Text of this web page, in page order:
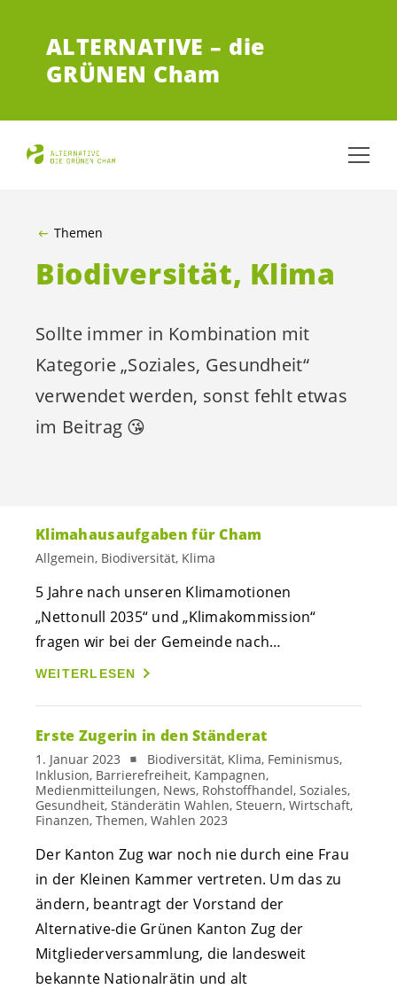
ALTERNATIVE – die
GRÜNEN Cham
Themen
Biodiversität, Klima
Sollte immer in Kombination mit
Kategorie „Soziales, Gesundheit“
verwendet werden, sonst fehlt etwas
im Beitrag 😘
Klimahausaufgaben für Cham
Allgemein, Biodiversität, Klima
5 Jahre nach unseren Klimamotionen
„Nettonull 2035“ und „Klimakommission“
fragen wir bei der Gemeinde nach…
WEITERLESEN
Erste Zugerin in den Ständerat
1. Januar 2023
Biodiversität, Klima, Feminismus,
Inklusion, Barrierefreiheit, Kampagnen,
Medienmitteilungen, News, Rohstoffhandel, Soziales,
Gesundheit, Ständerätin Wahlen, Steuern, Wirtschaft,
Finanzen, Themen, Wahlen 2023
Der Kanton Zug war noch nie durch eine Frau
in der Kleinen Kammer vertreten. Um das zu
ändern, beantragt der Vorstand der
Alternative-die Grünen Kanton Zug der
Mitgliederversammlung, die landesweit
bekannte Nationalrätin und alt